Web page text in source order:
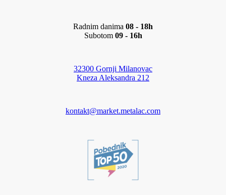
Radnim danima 08 - 18h
Subotom 09 - 16h
32300 Gornji Milanovac
Kneza Aleksandra 212
kontakt@market.metalac.com